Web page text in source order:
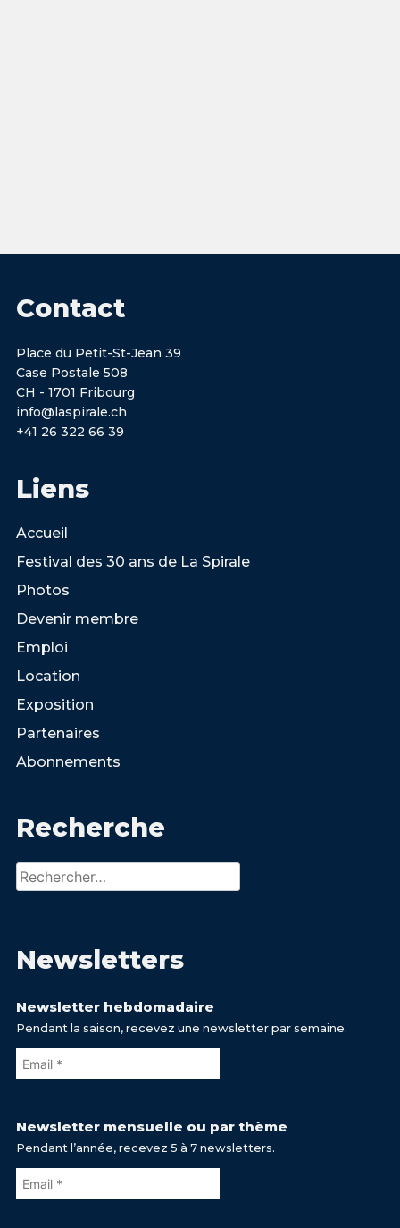
Contact
Place du Petit-St-Jean 39
Case Postale 508
CH - 1701 Fribourg
info@laspirale.ch
+41 26 322 66 39
Liens
Accueil
Festival des 30 ans de La Spirale
Photos
Devenir membre
Emploi
Location
Exposition
Partenaires
Abonnements
Recherche
Rechercher :
Newsletters
Newsletter hebdomadaire
Pendant la saison, recevez une newsletter par semaine.
Newsletter mensuelle ou par thème
Pendant l’année, recevez 5 à 7 newsletters.